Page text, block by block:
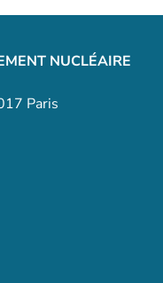
NUCLÉAIRE
Paris